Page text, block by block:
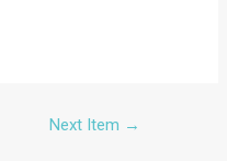
Next Item →